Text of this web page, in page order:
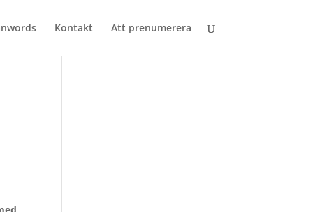
Kontakt Att prenumerera